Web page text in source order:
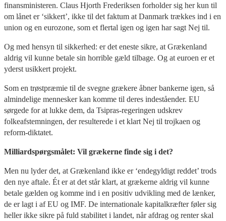
finansministeren. Claus Hjorth Frederiksen forholder sig her kun til
om lånet er ‘sikkert’, ikke til det faktum at Danmark trækkes ind i en
union og en eurozone, som et flertal igen og igen har sagt Nej til.
Og med hensyn til sikkerhed: er det eneste sikre, at Grækenland
aldrig vil kunne betale sin horrible gæld tilbage. Og at euroen er et
yderst usikkert projekt.
Som en trøstpræmie til de svegne grækere åbner bankerne igen, så
almindelige mennesker kan komme til deres indeståender. EU
sørgede for at lukke dem, da Tsipras-regeringen udskrev
folkeafstemningen, der resulterede i et klart Nej til trojkaen og
reform-diktatet.
Milliardspørgsmålet: Vil grækerne finde sig i det?
Men nu lyder det, at Grækenland ikke er ‘endegyldigt reddet’ trods
den nye aftale. Ét er at det står klart, at grækerne aldrig vil kunne
betale gælden og komme ind i en positiv udvikling med de lænker,
de er lagt i af EU og IMF. De internationale kapitalkræfter føler sig
heller ikke sikre på fuld stabilitet i landet, når afdrag og renter skal